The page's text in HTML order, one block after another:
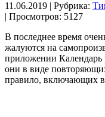
11.06.2019 | Рубрика:
| Просмотров: 5127
В последнее время
жалуются на
приложении Календарь
они в виде
правило, включающих в